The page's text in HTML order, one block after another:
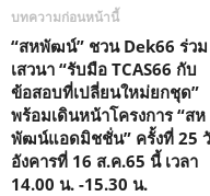
บทความก่อนหน้านี้
“สหพัฒน์” ชวน Dek66 ร่วม
เสวนา “รับมือ TCAS66 กับ
ข้อสอบที่เปลี่ยนใหม่ยกชุด”
พร้อมเดินหน้าโครงการ “สห
พัฒน์แอดมิชชั่น” ครั้งที่ 25
อังคารที่ 16 ส.ค.65 นี้ เวลา
14.00 น. -15.30 น.